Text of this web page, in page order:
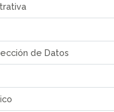
de Datos